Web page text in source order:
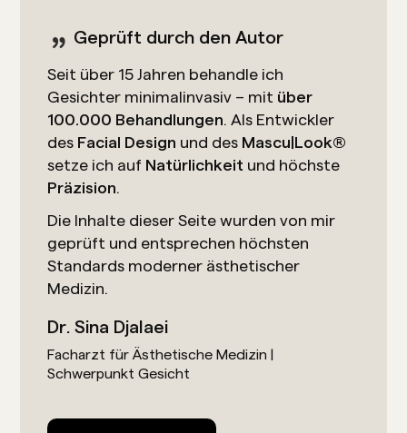
Geprüft durch den Autor
Seit über 15 Jahren behandle ich
Gesichter minimalinvasiv – mit über
100.000 Behandlungen . Als Entwickler
des Facial Design und des Mascu|Look®
setze ich auf Natürlichkeit und höchste
Präzision
Die Inhalte dieser Seite wurden von mir
geprüft und entsprechen höchsten
Standards moderner ästhetischer
Medizin.
Dr. Sina Djalaei
Facharzt für Ästhetische Medizin |
Schwerpunkt Gesicht